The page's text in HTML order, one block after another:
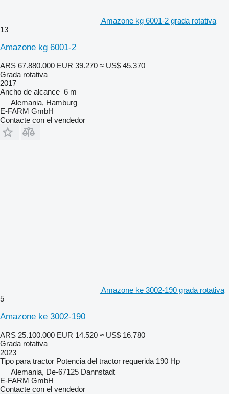
Amazone kg 6001-2 grada rotativa
13
Amazone kg 6001-2
ARS 67.880.000 EUR 39.270 ≈ US$ 45.370
Grada rotativa
2017
Ancho de alcance 6 m
Alemania, Hamburg
E-FARM GmbH
Contacte con el vendedor
Amazone ke 3002-190 grada rotativa
5
Amazone ke 3002-190
ARS 25.100.000 EUR 14.520 ≈ US$ 16.780
Grada rotativa
2023
Tipo para tractor Potencia del tractor requerida 190 Hp
Alemania, De-67125 Dannstadt
E-FARM GmbH
Contacte con el vendedor